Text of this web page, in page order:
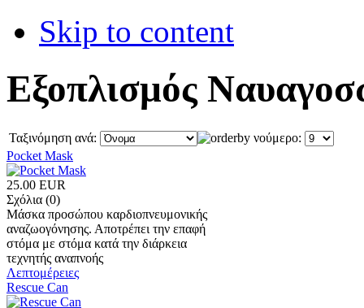
Skip to content
Εξοπλισμός
Ταξινόμηση ανά:
νούμερο:
Pocket Mask
25.00 EUR
Σχόλια (0)
Mάσκα προσώπου καρδιοπνευμονικής
αναζωογόνησης. Αποτρέπει την επαφή
στόμα με στόμα κατά την διάρκεια
τεχνητής αναπνοής
Λεπτομέρειες
Rescue Can